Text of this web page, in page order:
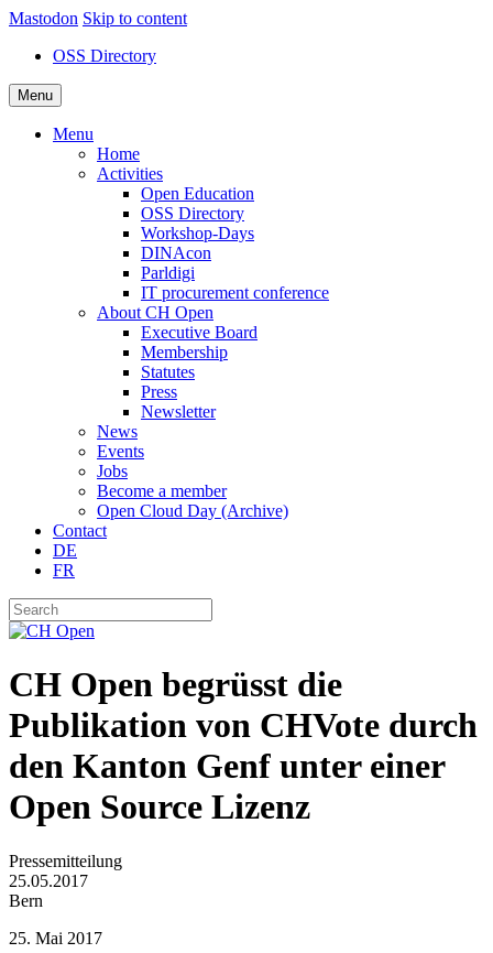
Mastodon Skip to content
OSS Directory
Menu
Menu
Home
Activities
Open Education
OSS Directory
Workshop-Days
DINAcon
Parldigi
IT procurement conference
About CH Open
Executive Board
Membership
Statutes
Press
Newsletter
News
Events
Jobs
Become a member
Open Cloud Day (Archive)
Contact
DE
FR
CH Open begrüsst die
Publikation von CHVote durch
den Kanton Genf unter einer
Open Source Lizenz
Pressemitteilung
25.05.2017
Bern
25. Mai 2017